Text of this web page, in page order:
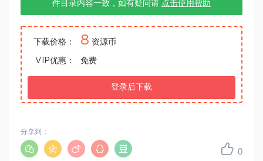
件目录内容一致，如有疑问请 点击使用帮助
下载价格： 8 资源币
VIP优惠： 免费
登录后下载
0
分享到：